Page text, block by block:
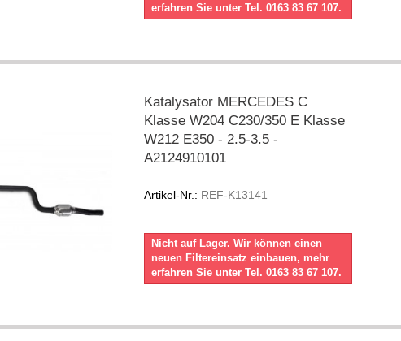
erfahren Sie unter Tel. 0163 83 67 107.
Katalysator MERCEDES C
Klasse W204 C230/350 E Klasse
W212 E350 - 2.5-3.5 -
A2124910101
Artikel-Nr.: REF-K13141
Nicht auf Lager. Wir können einen
neuen Filtereinsatz einbauen, mehr
erfahren Sie unter Tel. 0163 83 67 107.